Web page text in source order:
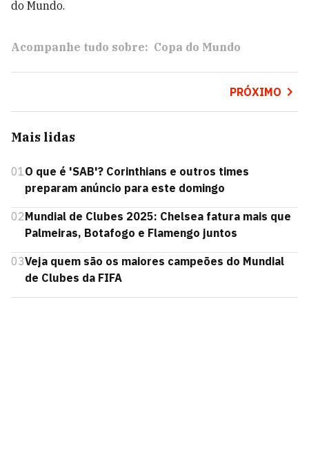
do Mundo.
Acompanhe tudo sobre: Copa do Mundo
PRÓXIMO
Mais lidas
01O que é 'SAB'? Corinthians e outros times
preparam anúncio para este domingo
02Mundial de Clubes 2025: Chelsea fatura mais que
Palmeiras, Botafogo e Flamengo juntos
03Veja quem são os maiores campeões do Mundial
de Clubes da FIFA